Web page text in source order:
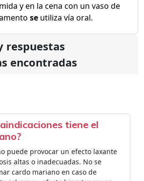
y en la cena con un vaso de
se utiliza vía oral.
respuestas
encontradas
tiene el
puede provocar un efecto laxante
altas o inadecuadas. No se
cardo mariano en caso de